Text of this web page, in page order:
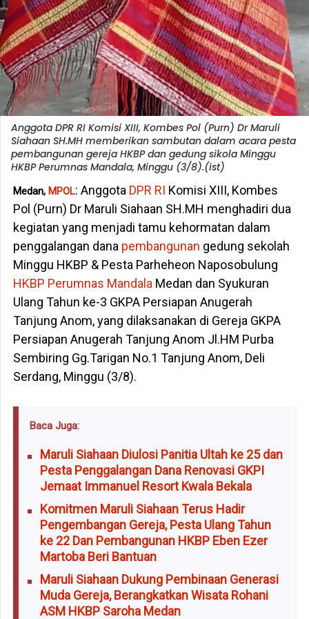
Anggota DPR RI Komisi XIII, Kombes Pol (Purn) Dr Maruli
Siahaan SH.MH memberikan sambutan dalam acara pesta
pembangunan gereja HKBP dan gedung sikola Minggu
HKBP Perumnas Mandala, Minggu (3/8).(ist)
Medan, MPOL: Anggota DPR RI Komisi XIII, Kombes
Pol (Purn) Dr Maruli Siahaan SH.MH menghadiri dua
kegiatan yang menjadi tamu kehormatan dalam
penggalangan dana pembangunan gedung sekolah
Minggu HKBP & Pesta Parheheon Naposobulung
HKBP Perumnas Mandala Medan dan Syukuran
Ulang Tahun ke-3 GKPA Persiapan Anugerah
Tanjung Anom, yang dilaksanakan di Gereja GKPA
Persiapan Anugerah Tanjung Anom Jl.HM Purba
Sembiring Gg.Tarigan No.1 Tanjung Anom, Deli
Serdang, Minggu (3/8).
Baca Juga:
Maruli Siahaan Diulosi Panitia Ultah ke 25 dan
Pesta Penggalangan Dana Renovasi GKPI
Jemaat Immanuel Resort Kwala Bekala
Komitmen Maruli Siahaan Terus Hadir
Pengembangan Gereja, Pesta Ulang Tahun
ke 22 Dan Pembangunan HKBP Eben Ezer
Martoba Beri Bantuan
Maruli Siahaan Dukung Pembinaan Generasi
Muda Gereja, Berangkatkan Wisata Rohani
ASM HKBP Saroha Medan